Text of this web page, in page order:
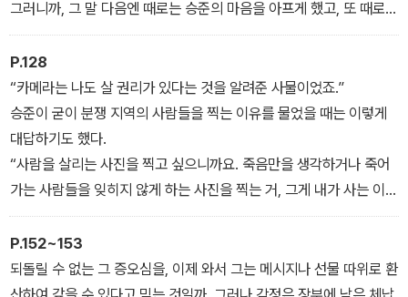
그러니까, 그 말 다음엔 때로는 승준의 마음을 아프게 했고, 또 때로는
무겁게 각성시키기도 했던 바로 그 문장이 이어졌다.
내게 무슨 일이 생기더라도 네가 이미 나를 살린 적 있다는 걸, 너는
기억할 필요가 있어.
P.128
“카메라는 나도 살 권리가 있다는 것을 알려준 사물이었죠.”
승준이 굳이 분쟁 지역의 사람들을 찍는 이유를 물었을 때는 이렇게
대답하기도 했다.
“사람을 살리는 사진을 찍고 싶으니까요. 죽음만을 생각하거나 죽어
가는 사람들을 잊히지 않게 하는 사진을 찍는 거, 그게 내가 사는 이유
예요.”
P.152~153
되돌릴 수 없는 그 증오심을, 이제 와서 그는 메시지나 선물 따위로 환